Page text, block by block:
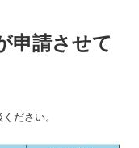
申請させて
ださい。